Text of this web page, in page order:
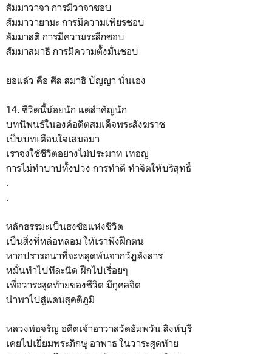
สัมมาวาจา การมีวาจาชอบ
สัมมาวายามะ การมีความเพียรชอบ
สัมมาสติ การมีความระลึกชอบ
สัมมาสมาธิ การมีความตั้งมั่นชอบ
ย่อแล้ว คือ ศีล สมาธิ ปัญญา นั่นเอง
14. ชีวิตนี้น้อยนัก แต่สำคัญนัก
บทนิพนธ์ในองค์อดีตสมเด็จพระสังฆราช
เป็นบทเตือนใจเสมอมา
เราจงใช้ชีวิตอย่างไม่ประมาท เทอญ
การไม่ทำบาปทั้งปวง การทำดี ทำจิตให้บริสุทธิ์
.
.
หลักธรรมะเป็นธงชัยแห่งชีวิต
เป็นสิ่งที่หล่อหลอม ให้เราพึงฝึกตน
หากปรารถนาที่จะหลุดพ้นจากวัฏสังสาร
หมั่นทำไปทีละนิด ฝึกไปเรื่อยๆ
เพื่อวาระสุดท้ายของชีวิต มีกุศลจิต
นำพาไปสู่แดนสุคติภูมิ
หลวงพ่อจรัญ อดีตเจ้าอาวาสวัดอัมพวัน สิงห์บุรี
เคยไปเยี่ยมพระภิกษุ อาพาธ ในวาระสุดท้าย